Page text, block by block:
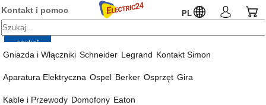
Kontakt i pomoc PL
Gniazda i Włączniki Schneider Legrand Kontakt Simon
Aparatura Elektryczna Ospel Berker Osprzęt Gira
Kable i Przewody Domofony Eaton